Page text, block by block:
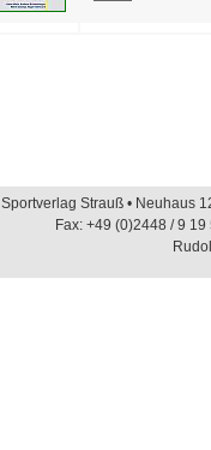
Sportverlag Strauß • Neuhaus
Fax: +49 (0)2448 / 9